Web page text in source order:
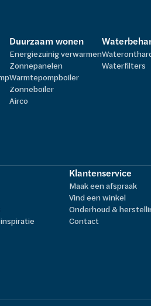
Duurzaam wonen
Energiezuinig verwarmen
Zonnepanelen
Warmtepompboiler
Zonneboiler
Airco
Waterfilters
Klantenservice
Maak een afspraak
Vind een winkel
Onderhoud &
Contact